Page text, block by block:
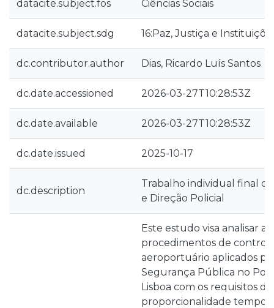
datacite.subject.fos Ciências Sociais
datacite.subject.sdg 16:Paz, Justiça e
dc.contributor.author Dias, Ricardo Luís Santos
dc.date.accessioned 2026-03-27T10:28:53Z
dc.date.available 2026-03-27T10:28:53Z
dc.date.issued 2025-10-17
dc.description
Trabalho individual final
e Direção Policial
Este estudo visa analisar a
procedimentos de
aeroportuário aplicados
Segurança Pública no
Lisboa com os requisitos
proporcionalidade